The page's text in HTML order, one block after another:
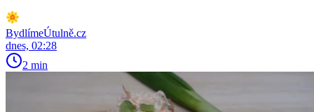
BydlímeÚtulně.cz
dnes, 02:28
2 min